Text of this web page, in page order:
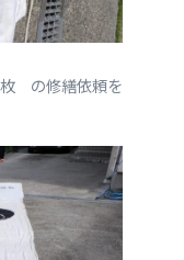
の修繕依頼を